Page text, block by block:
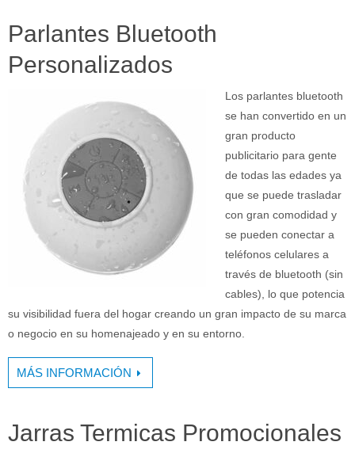
Parlantes Bluetooth
Personalizados
Los parlantes bluetooth
se han convertido en un
gran producto
publicitario para gente
de todas las edades ya
que se puede trasladar
con gran comodidad y
se pueden conectar a
teléfonos celulares a
través de bluetooth (sin
cables), lo que potencia
su visibilidad fuera del hogar creando un gran impacto de su marca
o negocio en su homenajeado y en su entorno.
MÁS INFORMACIÓN
Jarras Termicas Promocionales